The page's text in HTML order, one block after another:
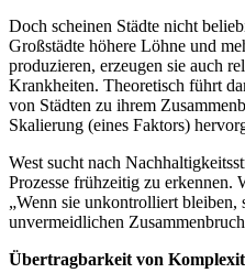
Doch scheinen Städte nicht
Großstädte höhere Löhne und
produzieren, erzeugen sie auch
Krankheiten. Theoretisch führt
von Städten zu ihrem
Skalierung (eines Faktors)
West sucht nach
Prozesse frühzeitig zu erkennen.
„Wenn sie unkontrolliert bleiben,
unvermeidlichen
Übertragbarkeit von